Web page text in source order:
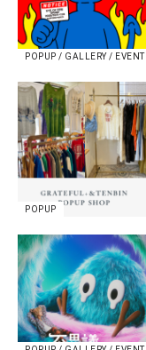
POPUP / GALLERY / EVENT
POPUP